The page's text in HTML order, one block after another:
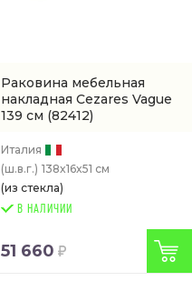
Раковина мебельная
накладная Cezares Vague
139 см (82412)
Италия
(ш.в.г.) 138x16x51 см
(из стекла)
В НАЛИЧИИ
51 660